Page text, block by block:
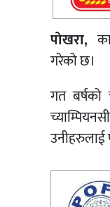
पोखरा,
गरेको छ।
गत बर्षको
उनीहरुलाई